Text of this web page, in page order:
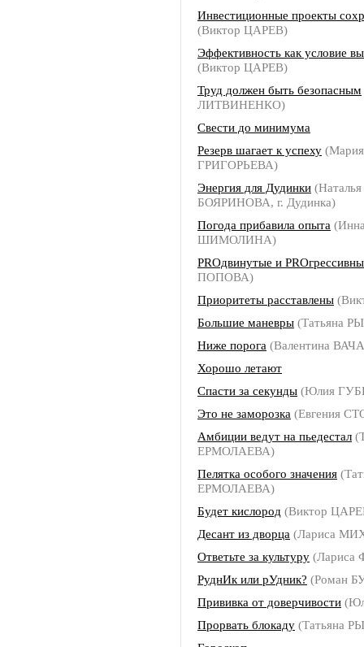
Инвестиционные проекты
(Виктор ЦАРЕВ)
Эффективность как условие
(Виктор ЦАРЕВ)
Труд должен быть безопасным
ЛИТВИНЕНКО)
Свести до минимума
Резерв шагает к успеху (Мария
ГРИГОРЬЕВА)
Энергия для Дудинки (Наталья
БОЯРИНОВА, г. Дудинка)
Погода прибавила опыта
ШИМОЛИНА)
PROдвинутые и
ПОПОВА)
Приоритеты расставлены
Большие маневры (Татьяна
Ниже порога (Валентина
Хорошо летают
Спасти за секунды (Юлия
Это не заморозка (Евгения
Амбиции ведут на пьедестал
ЕРМОЛАЕВА)
Пелятка особого значения
ЕРМОЛАЕВА)
Будет кислород (Виктор
Десант из дворца (Лариса
Ответьте за культуру
РуднИк или рУдник? (Роман
Прививка от доверчивости
Прорвать блокаду (Татьяна